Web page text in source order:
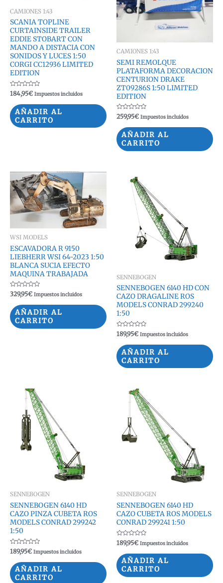
CAMIONES 1:43
SCANIA TOPLINE
CURTAINSIDE TRAILER
EDDIE STOBART CON
MANDO A DISTACIA CON
SONIDOS Y LUCES 1:50
CORGI CC12936 LIMITED
EDITION
Valorado
con
de
5
184,95€ Impuestos incluidos
AÑADIR AL
CARRITO
CAMIONES 1:43
SEMI REMOLQUE
PLATAFORMA DECORACION
CENTURION DRAKE
ZT09286S 1:50 LIMITED
EDITION
Valorado
con
de
5
259,95€ Impuestos incluidos
AÑADIR AL
CARRITO
WSI MODELS
ESCAVADORA R 9150
LIEBHERR WSI 64-2023 1:50
BLANCA SUCIA EFECTO
MAQUINA TRABAJADA
Valorado
con
de
5
329,95€ Impuestos incluidos
AÑADIR AL
CARRITO
SENNEBOGEN
SENNEBOGEN 6140 HD CON
CAZO DRAGALINE ROS
MODELS CONRAD 299240
1:50
Valorado
con
de
5
189,95€ Impuestos incluidos
AÑADIR AL
CARRITO
SENNEBOGEN
SENNEBOGEN 6140 HD
CAZO PINZA CUBETA ROS
MODELS CONRAD 299242
1:50
Valorado
con
de
5
189,95€ Impuestos incluidos
AÑADIR AL
CARRITO
SENNEBOGEN
SENNEBOGEN 6140 HD
CAZO CUBETA ROS MODELS
CONRAD 299241 1:50
Valorado
con
de
5
189,95€ Impuestos incluidos
AÑADIR AL
CARRITO